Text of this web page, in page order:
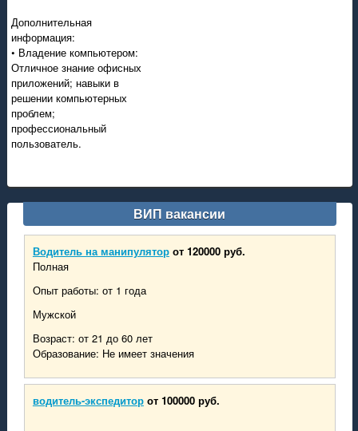
Дополнительная
информация:
• Владение компьютером:
Отличное знание офисных
приложений; навыки в
решении компьютерных
проблем;
профессиональный
пользователь.
ВИП вакансии
Водитель на манипулятор от 120000 руб.
Полная
Опыт работы: от 1 года
Мужской
Возраст: от 21 до 60 лет
Образование: Не имеет значения
водитель-экспедитор от 100000 руб.